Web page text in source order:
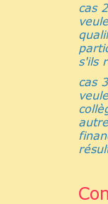
cas
s'ils
cas